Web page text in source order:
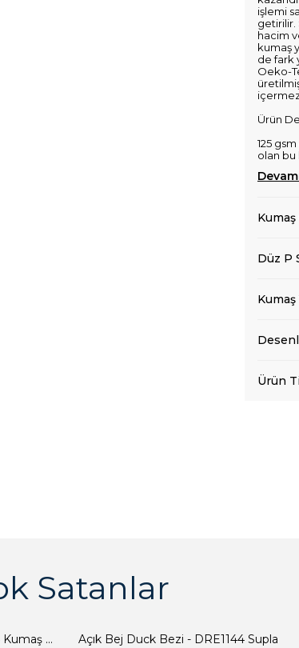
işlemi
getirilir.
hacim
kumaş
de fark
Oeko-
Ürün
125
olan bu
Düz P
Kumaş
Ürün
Satanlar
Açık Bej Duck Bezi - DRE1144 Kumaş Peçete Açık Bej Duck Bezi - DRE1144 Supla